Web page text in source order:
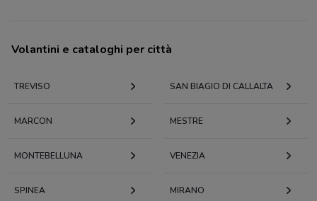
Volantini e cataloghi per città
TREVISO SAN BIAGIO DI CALLALTA
MARCON MESTRE
MONTEBELLUNA VENEZIA
SPINEA MIRANO